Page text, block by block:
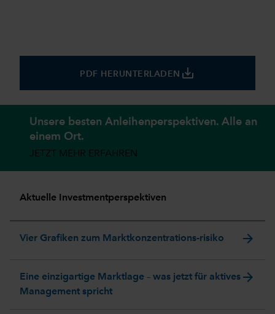
PDF HERUNTERLADEN save_alt
Unsere besten Anleihenperspektiven. Alle an
einem Ort.
JETZT MEHR ERFAHREN
Aktuelle Investmentperspektiven
Vier Grafiken zum Marktkonzentrations-risiko arrow_forward
Eine einzigartige Marktlage – was jetzt für aktives
Management spricht
arrow_forward